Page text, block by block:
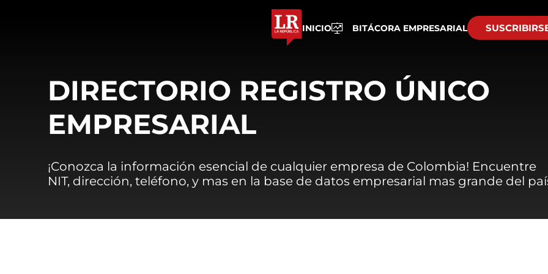
INICIO BITÁCORA EMPRESARIAL
DIRECTORIO REGISTRO ÚNICO
EMPRESARIAL
¡Conozca la información esencial de cualquier empresa de Colombia! Encuentre
NIT, dirección, teléfono, y mas en la base de datos empresarial mas grande del